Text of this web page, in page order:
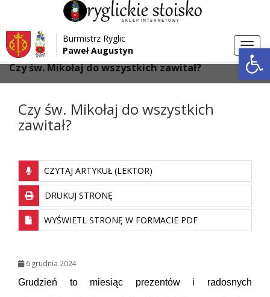
Przejdź do menu
Przejdź do głównej treści strony
Przejdź do stopki strony
Burmistrz Ryglic
Paweł Augustyn
Strona główna > Aktualności
Czy św. Mikołaj do wszystkich zawitał?
Czy św. Mikołaj do wszystkich
zawitał?
CZYTAJ ARTYKUŁ (LEKTOR)
DRUKUJ STRONĘ
WYŚWIETL STRONĘ W FORMACIE PDF
6 grudnia 2024
Grudzień to miesiąc prezentów i radosnych